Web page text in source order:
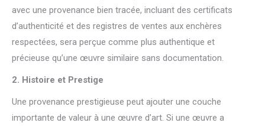
avec une provenance bien tracée, incluant des certificats
d’authenticité et des registres de ventes aux enchères
respectées, sera perçue comme plus authentique et
précieuse qu’une œuvre similaire sans documentation.
2. Histoire et Prestige
Une provenance prestigieuse peut ajouter une couche
importante de valeur à une œuvre d’art. Si une œuvre a